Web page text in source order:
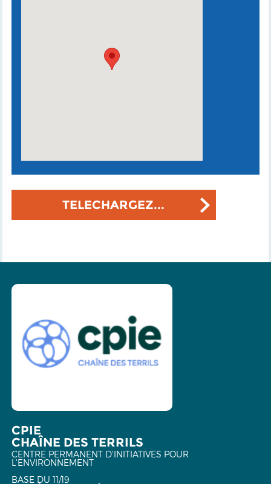
TELECHARGEZ...
CPIE
CHAÎNE DES TERRILS
CENTRE PERMANENT D'INITIATIVES POUR
L'ENVIRONNEMENT
BASE DU 11/19